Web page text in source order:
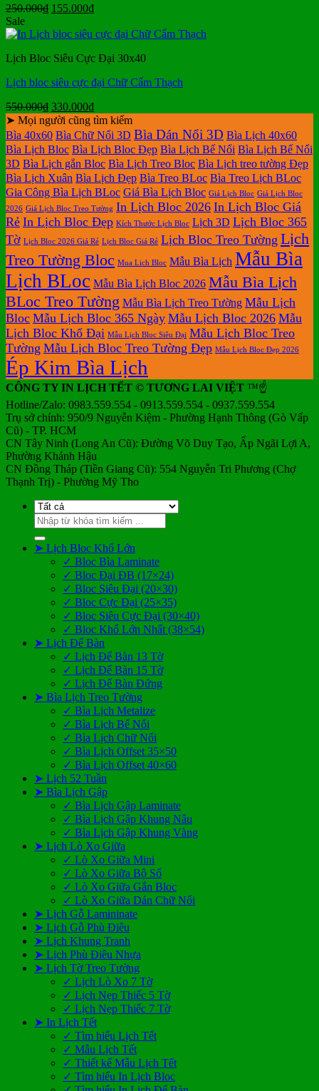
250.000₫ Giá
là:
155.000₫Giá
tại
155.000₫.
Sale
Lịch Bloc Siêu Cực Đại 30x40
Lịch bloc siêu cực đại Chữ Cẩm Thạch
550.000₫ Giá
gốc
là:
550.000₫.
330.000₫Giá
hiện
tại
là:
330.000₫.
➤ Mọi người cũng tìm kiếm
Bìa 40x60 Bìa Chữ Nổi 3D Bìa Dán Nổi 3D Bìa Lịch 40x60
Bìa Lịch Bloc Bìa Lịch Bloc Đẹp Bìa Lịch Bế Nổi Bìa Lịch Bế Nổi
3D Bìa Lịch gắn Bloc Bìa Lịch Treo Bloc Bìa Lịch treo tường Đẹp
Bìa Lịch Xuân Bìa Lịch Đẹp Bìa Treo BLoc Bìa Treo Lịch BLoc
Gia Công Bìa Lịch BLoc Giá Bìa Lịch Bloc Giá Lịch Bloc Giá Lịch Bloc
2026 Giá Lịch Bloc Treo Tường In Lịch Bloc 2026 In Lịch Bloc Giá
Rẻ In Lịch Bloc Đẹp Kích Thước Lịch Bloc Lịch 3D Lịch Bloc 365
Tờ Lịch Bloc 2026 Giá Rẻ Lịch Bloc Giá Rẻ Lịch Bloc Treo Tường Lịch
Treo Tường Bloc Mua Lich Bloc Mẫu Bìa Lịch Mẫu Bìa
Lịch BLoc Mẫu Bìa Lịch Bloc 2026 Mẫu Bìa Lịch
BLoc Treo Tường Mẫu Bìa Lịch Treo Tường Mẫu Lịch
Bloc Mẫu Lịch Bloc 365 Ngày Mẫu Lịch Bloc 2026 Mẫu
Lịch Bloc Khổ Đại Mẫu Lịch Bloc Siêu Đại Mẫu Lịch Bloc Treo
Tường Mẫu Lịch Bloc Treo Tường Đẹp Mẫu Lịch Bloc Đẹp 2026
Ép Kim Bìa Lịch
CÔNG TY IN LỊCH TẾT © TƯƠNG LAI VIỆT ™☝️
Hotline/Zalo: 0983.559.554 - 0913.559.554 - 0937.559.554
Trụ sở chính: 950/9 Nguyễn Kiệm - Phường Hạnh Thông (Gò Vấp
Cũ) - TP. HCM
CN Tây Ninh (Long An Cũ): Đường Võ Duy Tạo, Ấp Ngãi Lợi A,
Phường Khánh Hậu
CN Đồng Tháp (Tiền Giang Cũ): 554 Nguyễn Tri Phương (Chợ
Thạnh Trị) - Phường Mỹ Tho
Tìm
kiếm:
➤ Lịch Bloc Khổ Lớn
✓ Bloc Bìa Laminate
✓ Bloc Đại ĐB (17×24)
✓ Bloc Siêu Đại (20×30)
✓ Bloc Cực Đại (25×35)
✓ Bloc Siêu Cực Đại (30×40)
✓ Bloc Khổ Lớn Nhất (38×54)
➤ Lịch Để Bàn
✓ Lịch Để Bàn 13 Tờ
✓ Lịch Để Bàn 15 Tờ
✓ Lịch Để Bàn Đứng
➤ Bìa Lịch Treo Tường
✓ Bìa Lịch Metalize
✓ Bìa Lịch Bế Nổi
✓ Bìa Lịch Chữ Nổi
✓ Bìa Lịch Offset 35×50
✓ Bìa Lịch Offset 40×60
➤ Lịch 52 Tuần
➤ Bìa Lịch Gập
✓ Bìa Lịch Gập Laminate
✓ Bìa Lịch Gập Khung Nâu
✓ Bìa Lịch Gập Khung Vàng
➤ Lịch Lò Xo Giữa
✓ Lò Xo Giữa Mini
✓ Lò Xo Giữa Bộ Số
✓ Lò Xo Giữa Gắn Bloc
✓ Lò Xo Giữa Dán Chữ Nổi
➤ Lịch Gỗ Lamininate
➤ Lịch Gỗ Phù Điêu
➤ Lịch Khung Tranh
➤ Lịch Phù Điêu Nhựa
➤ Lịch Tờ Treo Tường
✓ Lịch Lò Xo 7 Tờ
✓ Lịch Nẹp Thiếc 5 Tờ
✓ Lịch Nẹp Thiếc 7 Tờ
➤ In Lịch Tết
✓ Tìm hiểu Lịch Tết
✓ Mẫu Lịch Tết
✓ Thiết kế Mẫu Lịch Tết
✓ Tìm hiểu In Lịch Bloc